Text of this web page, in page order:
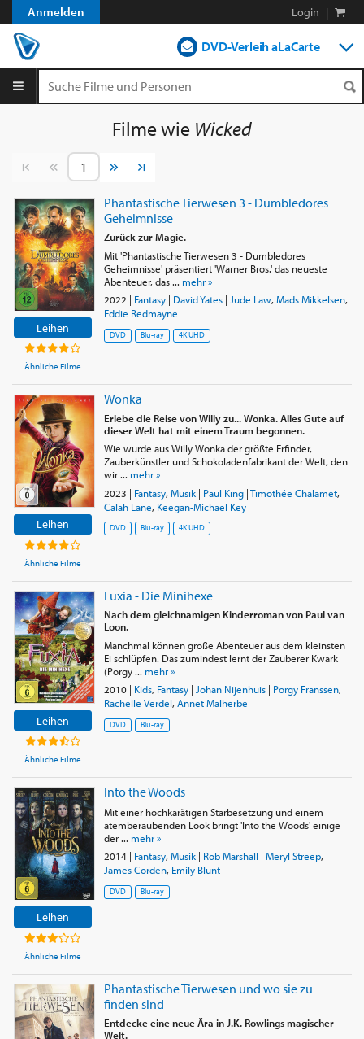
Anmelden Login |
DVD-Verleih aLaCarte
Streamen
Filme wie Wicked
Vorherige SeiteNächste Seite
Leihen
Ähnliche Filme
Phantastische Tierwesen 3 - Dumbledores
Geheimnisse
Zurück zur Magie.
Mit 'Phantastische Tierwesen 3 - Dumbledores
Geheimnisse' präsentiert 'Warner Bros.' das neueste
Abenteuer, das ... mehr »
2022 | Fantasy| David Yates| Jude Law, Mads Mikkelsen,
Eddie Redmayne
DVD Blu-ray 4K UHD
Leihen
Ähnliche Filme
Wonka
Erlebe die Reise von Willy zu... Wonka. Alles Gute auf
dieser Welt hat mit einem Traum begonnen.
Wie wurde aus Willy Wonka der größte Erfinder,
Zauberkünstler und Schokoladenfabrikant der Welt, den
wir ... mehr »
2023 | Fantasy, Musik| Paul King|Timothée Chalamet,
Calah Lane, Keegan-Michael Key
DVD Blu-ray 4K UHD
Leihen
Ähnliche Filme
Fuxia - Die Minihexe
Nach dem gleichnamigen Kinderroman von Paul van
Loon.
Manchmal können große Abenteuer aus dem kleinsten
Ei schlüpfen. Das zumindest lernt der Zauberer Kwark
(Porgy ... mehr »
2010| Kids, Fantasy| Johan Nijenhuis| Porgy Franssen,
Rachelle Verdel, Annet Malherbe
DVD Blu-ray
Leihen
Ähnliche Filme
Into the Woods
Mit einer hochkarätigen Starbesetzung und einem
atemberaubenden Look bringt 'Into the Woods' einige
der ... mehr »
2014| Fantasy, Musik| Rob Marshall| Meryl Streep,
James Corden, Emily Blunt
DVD Blu-ray
Phantastische Tierwesen und wo sie zu
finden sind
Entdecke eine neue Ära in J.K. Rowlings magischer
Welt.